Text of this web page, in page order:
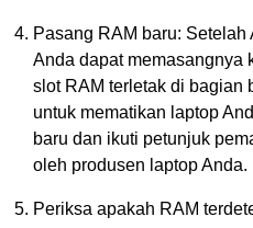
Pasang RAM baru:
Anda dapat memasangnya
slot RAM terletak di bagian
untuk mematikan laptop
baru dan ikuti petunjuk
oleh produsen laptop Anda.
Periksa apakah RAM